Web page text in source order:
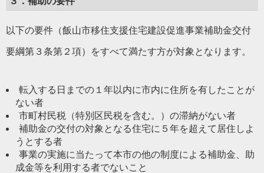
以下の要件（飯山市移住支援住宅建設促進事業補助金交付
要綱第３条第２項）をすべて満たす方が対象となります。
転入する日までの１年以内に市内に住所を有したことが
ない者
市町村民税（特別区民税を含む。）の滞納がない者
補助金の交付の対象となる住宅に５年を超えて居住しよ
うとする者
事業の実施に当たって本市の他の制度による補助金、助
成金等を利用する者でないこと